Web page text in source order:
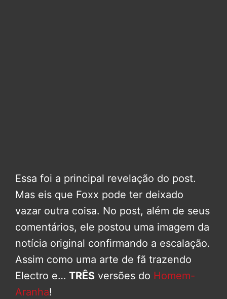
Essa foi a principal revelação do post.
Mas eis que Foxx pode ter deixado
vazar outra coisa. No post, além de seus
comentários, ele postou uma imagem da
notícia original confirmando a escalação.
Assim como uma arte de fã trazendo
Electro e… TRÊS versões do Homem-
Aranha!